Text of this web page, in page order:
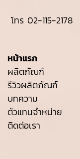
โทร 02-115-2178
หน้าแรก
ผลิตภัณฑ์
รีวิวผลิตภัณฑ์
บทความ
ตัวแทนจำหน่าย
ติดต่อเรา